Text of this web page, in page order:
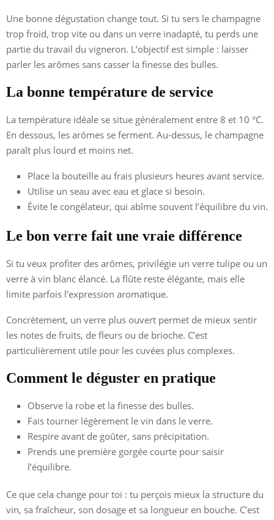
Une bonne dégustation change tout. Si tu sers le champagne
trop froid, trop vite ou dans un verre inadapté, tu perds une
partie du travail du vigneron. L’objectif est simple : laisser
parler les arômes sans casser la finesse des bulles.
La bonne température de service
La température idéale se situe généralement entre 8 et 10 °C.
En dessous, les arômes se ferment. Au-dessus, le champagne
paraît plus lourd et moins net.
Place la bouteille au frais plusieurs heures avant service.
Utilise un seau avec eau et glace si besoin.
Évite le congélateur, qui abîme souvent l’équilibre du vin.
Le bon verre fait une vraie différence
Si tu veux profiter des arômes, privilégie un verre tulipe ou un
verre à vin blanc élancé. La flûte reste élégante, mais elle
limite parfois l’expression aromatique.
Concrètement, un verre plus ouvert permet de mieux sentir
les notes de fruits, de fleurs ou de brioche. C’est
particulièrement utile pour les cuvées plus complexes.
Comment le déguster en pratique
Observe la robe et la finesse des bulles.
Fais tourner légèrement le vin dans le verre.
Respire avant de goûter, sans précipitation.
Prends une première gorgée courte pour saisir
l’équilibre.
Ce que cela change pour toi : tu perçois mieux la structure du
vin, sa fraîcheur, son dosage et sa longueur en bouche. C’est